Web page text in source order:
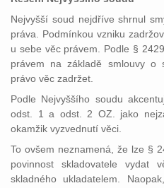
Nejvyšší soud nejdříve shrnul
práva. Podmínkou vzniku
u sebe věc právem. Podle §
právem na základě smlouvy o
právo věc zadržet.
Podle Nejvyššího soudu
odst. 1 a odst. 2 OZ. jako
okamžik vyzvednutí věci.
To ovšem neznamená, že lze §
povinnost skladovatele vydat
skladného ukladatelem.